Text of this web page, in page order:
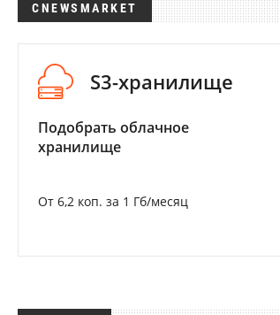
CNEWSMARKET
S3-хранилище
Подобрать облачное
хранилище
От 6,2 коп. за 1 Гб/месяц